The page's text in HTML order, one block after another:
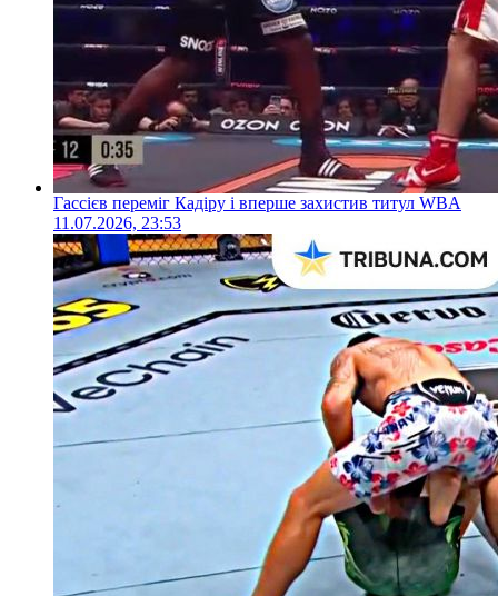
Гассієв переміг Кадіру і вперше захистив титул WBA
11.07.2026, 23:53